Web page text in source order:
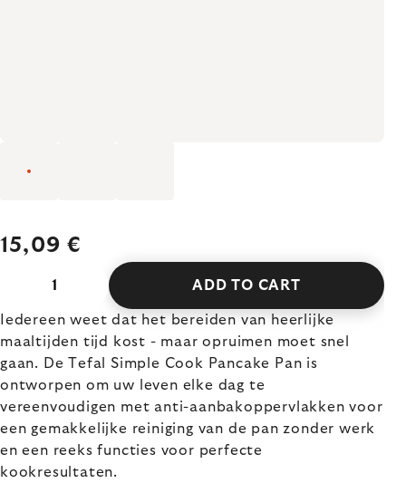
15,09 €
ADD TO CART
Iedereen weet dat het bereiden van heerlijke
maaltijden tijd kost - maar opruimen moet snel
gaan. De Tefal Simple Cook Pancake Pan is
ontworpen om uw leven elke dag te
vereenvoudigen met anti-aanbakoppervlakken voor
een gemakkelijke reiniging van de pan zonder werk
en een reeks functies voor perfecte
kookresultaten.